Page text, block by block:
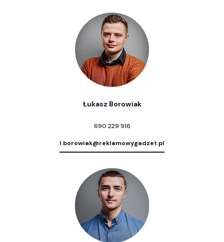
Łukasz Borowiak
690 229 916
l.borowiak@reklamowygadzet.pl